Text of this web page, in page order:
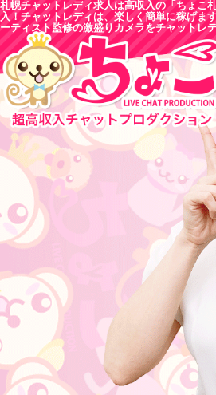
札幌チャットレディ求人は高収入の「ちょこ
入！チャットレディは、楽しく簡単に稼げま
ーティスト監修の激盛りカメラをチャットレ